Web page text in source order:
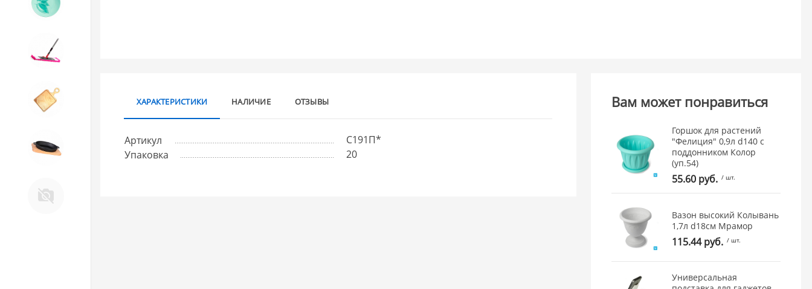
11. Товары для КУХНИ
12. ПЕЧНОЕ литье и посуда из
ХАРАКТЕРИСТИКИ НАЛИЧИЕ ОТЗЫВЫ
Артикул
С191П*
Упаковка
20
Вам может понравиться
Горшок для растений
"Фелиция" 0,9л d140 с
поддонником Колор
(уп.54)
55.60 руб. / шт.
Вазон высокий Колывань
1,7л d18см Мрамор
115.44 руб. / шт.
Универсальная